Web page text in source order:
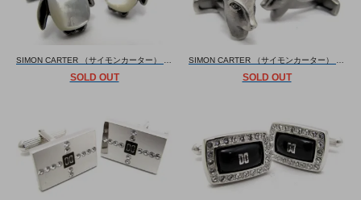
SOLD OUT SOLD OUT